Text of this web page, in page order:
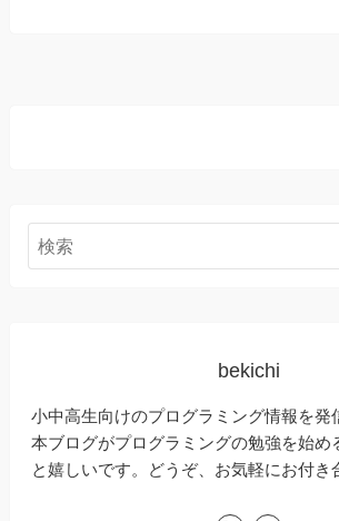
bekichi
小中高生向けのプログラミング情報を発
本ブログがプログラミングの勉強を始め
と嬉しいです。どうぞ、お気軽にお付き